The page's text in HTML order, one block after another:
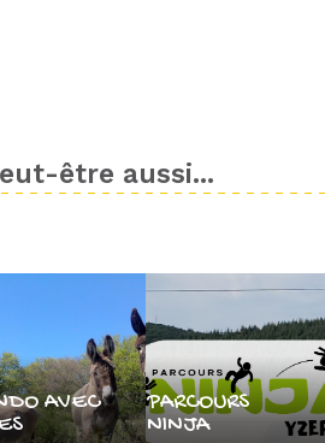
être aussi...
AVEC
PARCOURS
NINJA